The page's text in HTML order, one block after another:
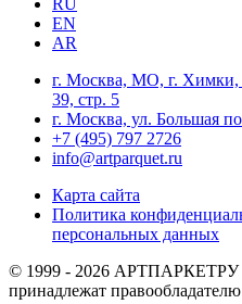
EN
AR
г. Москва, МО, г. Химки,
39, стр. 5
г. Москва, ул. Большая
+7 (495) 797 2726
info@artparquet.ru
Карта сайта
Политика
персональных данных
© 1999 - 2026 АРТПАРКЕТРУ
принадлежат